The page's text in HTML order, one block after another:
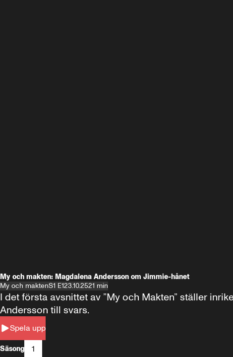
My och makten: Magdalena Andersson om Jimmie-hånet
My och maktenS1 E123.10.2521 min
Spela upp
I det första avsnittet av ”My och Makten” ställer
Andersson till svars.
Säsong 1